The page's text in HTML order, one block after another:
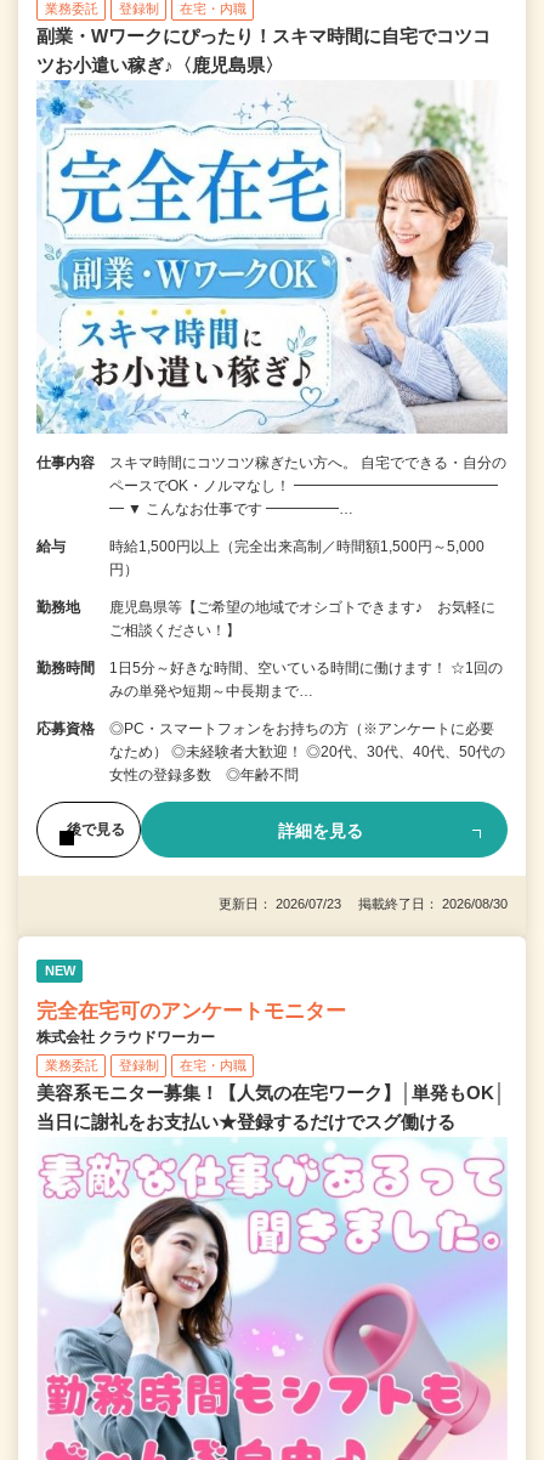
業務委託 登録制 在宅・内職
副業・Wワークにぴったり！スキマ時間に自宅でコツコ
ツお小遣い稼ぎ♪〈鹿児島県〉
仕事内容
スキマ時間にコツコツ稼ぎたい方へ。 自宅でできる・自分の
ペースでOK・ノルマなし！ ━━━━━━━━━━━━━━
━ ▼ こんなお仕事です ━━━━━…
給与
時給1,500円以上（完全出来高制／時間額1,500円～5,000
円）
勤務地
鹿児島県等【ご希望の地域でオシゴトできます♪ お気軽に
ご相談ください！】
勤務時間
1日5分～好きな時間、空いている時間に働けます！ ☆1回の
みの単発や短期～中長期まで…
応募資格
◎PC・スマートフォンをお持ちの方（※アンケートに必要
なため） ◎未経験者大歓迎！ ◎20代、30代、40代、50代の
女性の登録多数 ◎年齢不問
後で見る 詳細を見る
更新日： 2026/07/23 掲載終了日： 2026/08/30
NEW
完全在宅可のアンケートモニター
株式会社 クラウドワーカー
業務委託 登録制 在宅・内職
美容系モニター募集！【人気の在宅ワーク】│単発もOK│
当日に謝礼をお支払い★登録するだけでスグ働ける